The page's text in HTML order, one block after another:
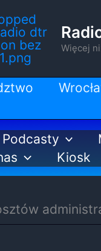
Więcej
Podcasty
Kiosk